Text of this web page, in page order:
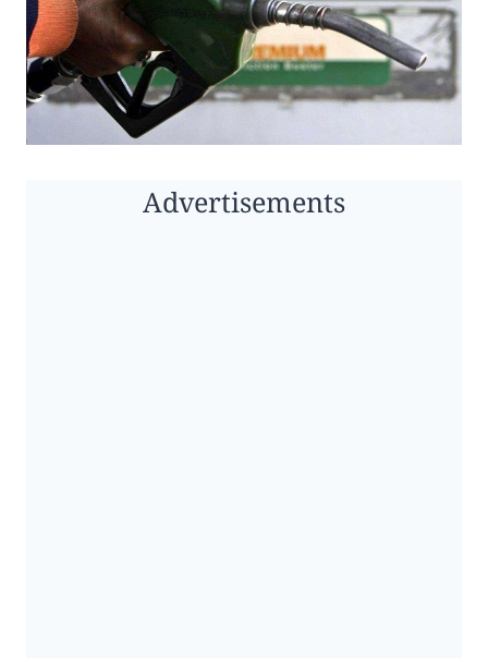
Advertisements